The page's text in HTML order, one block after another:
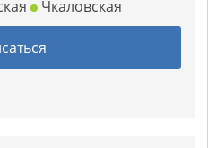
Чкаловская